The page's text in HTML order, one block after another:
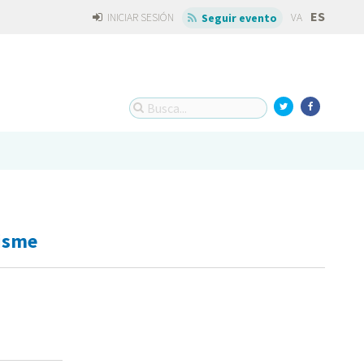
INICIAR SESIÓN Seguir evento VA ES